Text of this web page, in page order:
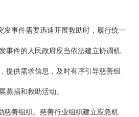
发事件需要迅速开展救助时，履行统一
事件的人民政府应当依法建立协调机
提供需求信息，及时有序引导慈善组
募捐和救助活动。
慈善组织、慈善行业组织建立应急机